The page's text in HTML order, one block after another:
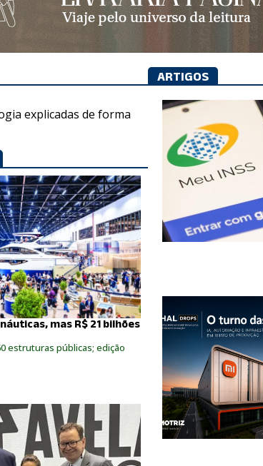
explicadas de forma
mas R$ 21 bilhões
estruturas públicas; edição
ARTIGOS